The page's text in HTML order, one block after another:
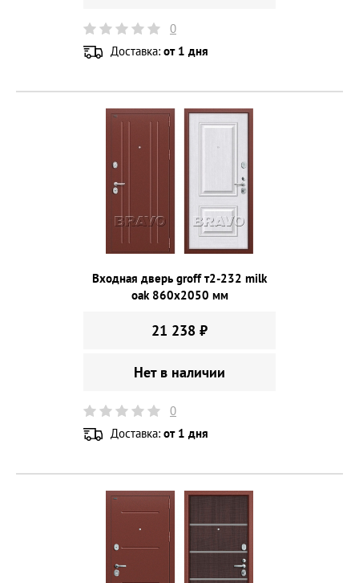
0
Доставка: от 1 дня
Входная дверь groff т2-232 milk
oak 860х2050 мм
21 238 ₽
Нет в наличии
0
Доставка: от 1 дня